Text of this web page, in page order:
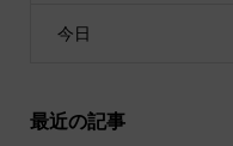
今日
最近の記事